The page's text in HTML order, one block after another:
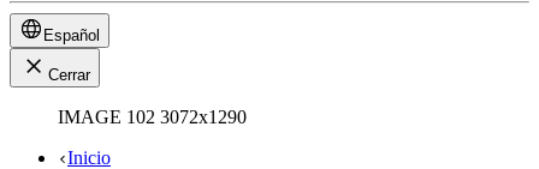
Español
Cerrar
IMAGE 102 3072x1290
Inicio